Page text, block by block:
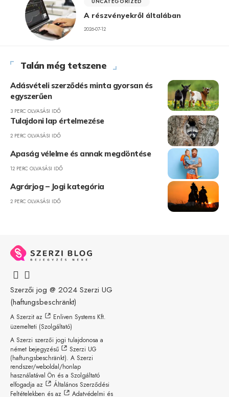
A részvényekről általában
2026-07-12
Talán még tetszene
Adásvételi szerződés minta gyorsan és
egyszerűen
3 PERC OLVASÁSI IDŐ
Tulajdoni lap értelmezése
2 PERC OLVASÁSI IDŐ
Apaság vélelme és annak megdöntése
12 PERC OLVASÁSI IDŐ
Agrárjog – Jogi kategória
2 PERC OLVASÁSI IDŐ
Szerzői jog @ 2024 Szerzi UG
(haftungsbeschränkt)
A Szerzit az
Enliven Systems Kft.
üzemelteti (Szolgáltató)
A Szerzi szerzői jogi tulajdonosa a
német bejegyzésű
Szerzi UG
(haftungsbeschränkt). A Szerzi
rendszer/weboldal/honlap
használatával Ön és a Szolgáltató
elfogadja az
Általános Szerződési
Feltételekben és az
Adatvédelmi és